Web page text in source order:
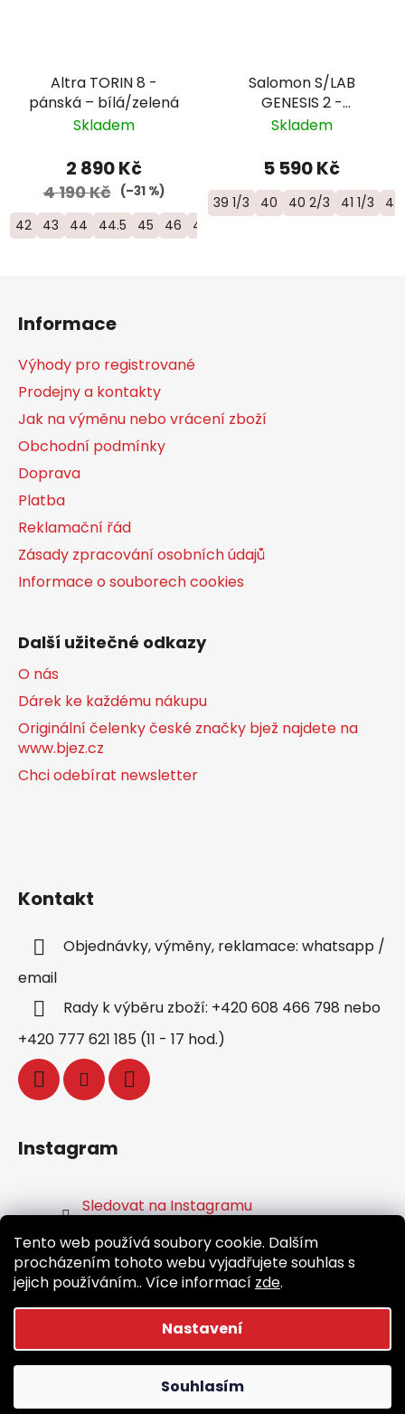
Tento web používá soubory cookie. Dalším
procházením tohoto webu vyjadřujete souhlas s
jejich používáním.. Více informací zde.
Nastavení
Souhlasím
Altra TORIN 8 -
pánská – bílá/zelená
Skladem
2 890 Kč
4 190 Kč (–31 %)
42 43 44 44.5 45 46 46.5
Salomon S/LAB
GENESIS 2 -
univerzální trailová
L49190100
Skladem
5 590 Kč
39 1/3 40 40 2/3 41 1/3 42
Informace
Výhody pro registrované
Prodejny a kontakty
Jak na výměnu nebo vrácení zboží
Obchodní podmínky
Doprava
Platba
Reklamační řád
Zásady zpracování osobních údajů
Informace o souborech cookies
Další užitečné odkazy
O nás
Dárek ke každému nákupu
Originální čelenky české značky bjež najdete na
www.bjez.cz
Chci odebírat newsletter
Kontakt
Objednávky, výměny, reklamace: whatsapp /
email
Rady k výběru zboží: +420 608 466 798 nebo
+420 777 621 185 (11 - 17 hod.)
Instagram
Sledovat na Instagramu
Facebook
Vytvořil Shoptet
Běž.cz. Všechna práva vyhrazena.